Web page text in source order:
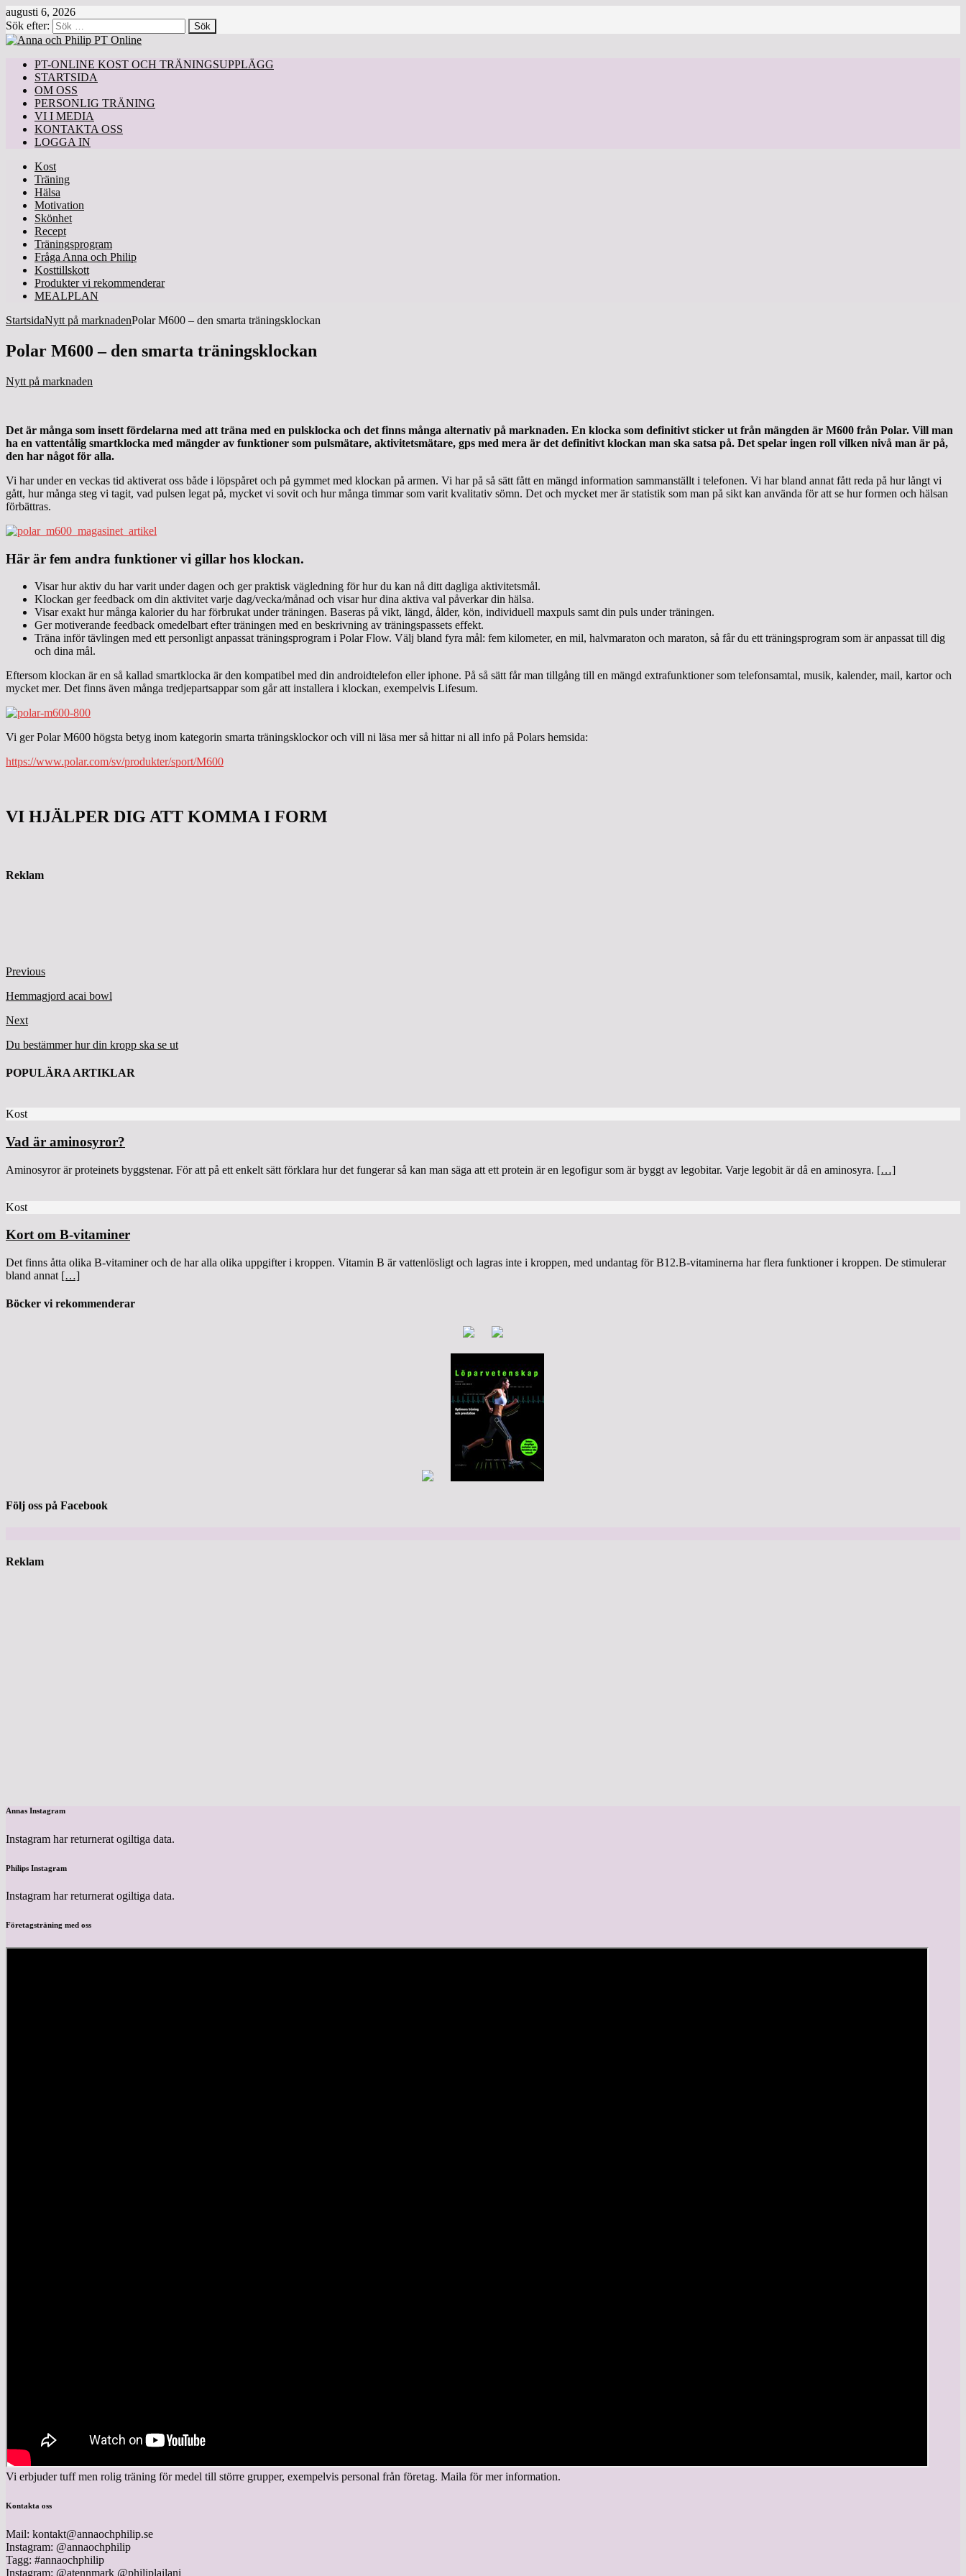
augusti 6, 2026
Sök efter:
PT-ONLINE KOST OCH TRÄNINGSUPPLÄGG
STARTSIDA
OM OSS
PERSONLIG TRÄNING
VI I MEDIA
KONTAKTA OSS
LOGGA IN
Kost
Träning
Hälsa
Motivation
Skönhet
Recept
Träningsprogram
Fråga Anna och Philip
Kosttillskott
Produkter vi rekommenderar
MEALPLAN
StartsidaNytt på marknadenPolar M600 – den smarta träningsklockan
Polar M600 – den smarta träningsklockan
Nytt på marknaden
Det är många som insett fördelarna med att träna med en pulsklocka och det finns många alternativ på marknaden. En klocka som definitivt sticker ut från mängden är M600 från Polar. Vill man
ha en vattentålig smartklocka med mängder av funktioner som pulsmätare, aktivitetsmätare, gps med mera är det definitivt klockan man ska satsa på. Det spelar ingen roll vilken nivå man är på,
den har något för alla.
Vi har under en veckas tid aktiverat oss både i löpspåret och på gymmet med klockan på armen. Vi har på så sätt fått en mängd information sammanställt i telefonen. Vi har bland annat fått reda på hur långt vi
gått, hur många steg vi tagit, vad pulsen legat på, mycket vi sovit och hur många timmar som varit kvalitativ sömn. Det och mycket mer är statistik som man på sikt kan använda för att se hur formen och hälsan
förbättras.
Här är fem andra funktioner vi gillar hos klockan.
Visar hur aktiv du har varit under dagen och ger praktisk vägledning för hur du kan nå ditt dagliga aktivitetsmål.
Klockan ger feedback om din aktivitet varje dag/vecka/månad och visar hur dina aktiva val påverkar din hälsa.
Visar exakt hur många kalorier du har förbrukat under träningen. Baseras på vikt, längd, ålder, kön, individuell maxpuls samt din puls under träningen.
Ger motiverande feedback omedelbart efter träningen med en beskrivning av träningspassets effekt.
Träna inför tävlingen med ett personligt anpassat träningsprogram i Polar Flow. Välj bland fyra mål: fem kilometer, en mil, halvmaraton och maraton, så får du ett träningsprogram som är anpassat till dig
och dina mål.
Eftersom klockan är en så kallad smartklocka är den kompatibel med din androidtelefon eller iphone. På så sätt får man tillgång till en mängd extrafunktioner som telefonsamtal, musik, kalender, mail, kartor och
mycket mer. Det finns även många tredjepartsappar som går att installera i klockan, exempelvis Lifesum.
Vi ger Polar M600 högsta betyg inom kategorin smarta träningsklockor och vill ni läsa mer så hittar ni all info på Polars hemsida:
https://www.polar.com/sv/produkter/sport/M600
VI HJÄLPER DIG ATT KOMMA I FORM
Reklam
Previous
Hemmagjord acai bowl
Next
Du bestämmer hur din kropp ska se ut
POPULÄRA ARTIKLAR
Kost
Vad är aminosyror?
Aminosyror är proteinets byggstenar. För att på ett enkelt sätt förklara hur det fungerar så kan man säga att ett protein är en legofigur som är byggt av legobitar. Varje legobit är då en aminosyra. […]
Kost
Kort om B-vitaminer
Det finns åtta olika B-vitaminer och de har alla olika uppgifter i kroppen. Vitamin B är vattenlösligt och lagras inte i kroppen, med undantag för B12.B-vitaminerna har flera funktioner i kroppen. De stimulerar
bland annat […]
Böcker vi rekommenderar
Följ oss på Facebook
Reklam
Annas Instagram
Instagram har returnerat ogiltiga data.
Philips Instagram
Instagram har returnerat ogiltiga data.
Företagsträning med oss
Vi erbjuder tuff men rolig träning för medel till större grupper, exempelvis personal från företag. Maila för mer information.
Kontakta oss
Mail: kontakt@annaochphilip.se
Instagram: @annaochphilip
Tagg: #annaochphilip
Instagram: @atennmark @philiplailani